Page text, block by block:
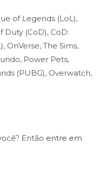
of Legends (LoL),
Duty (CoD), CoD:
OnVerse, The Sims,
Power Pets,
(PUBG), Overwatch,
Então entre em